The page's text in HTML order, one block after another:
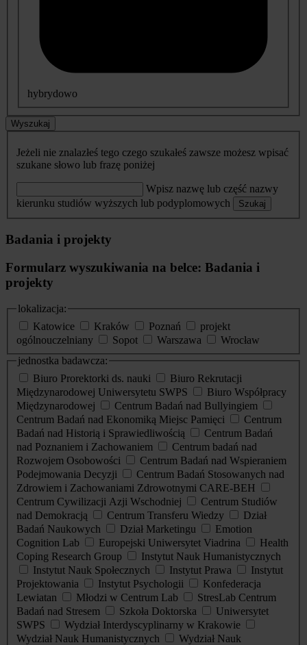
hybrydowo
Wyszukaj
Jeżeli nie znalazłeś tego czego szukałeś zawsze możesz wpisać
szukane słowo lub frazę poniżej
Wpisz nazwę lub część nazwy
kierunku studiów wyższych lub podyplomowych
Szukaj
Badania i projekty
Formularz wyszukiwania na belce: Badania i
projekty
lokalizacja:
Katowice
Kraków Poznań
projekt
ogólnouczelniany
Sopot Warszawa
Wrocław
jednostka badawcza:
Biuro Prorektorki ds. nauki
Biuro Rekrutacji
Międzynarodowej Uniwersytetu SWPS
Biuro Współpracy
Międzynarodowej
Centrum Badań nad Bullyingiem
Centrum Badań nad Ekonomiką Miejsc Pamięci
Centrum
Badań nad Historią i Sprawiedliwością
Centrum Badań
nad Poznaniem i Zachowaniem
Centrum badań nad
Rozwojem Osobowości
Centrum Badań nad Wspieraniem
Podejmowania Decyzji
Centrum Badań Stosowanych nad
Zdrowiem i Zachowaniami Zdrowotnymi CARE-BEH
Centrum Cywilizacji Azji Wschodniej
Centrum Studiów
nad Demokracją
Centrum Transferu Wiedzy
Dział
Badań Naukowych
Dział Marketingu
Emotion
Cognition Lab
Europejski Uniwersytet Viadrina
Health
Coping Research Group
Instytut Nauk Humanistycznych
Instytut Nauk Społecznych
Instytut Prawa
Instytut
Projektowania
Instytut Psychologii
Konfederacja
Lewiatan
Młodzi w Centrum Lab
StresLab Centrum
Badań nad Stresem
Szkoła Doktorska
Uniwersytet
SWPS
Wydział Interdyscyplinarny w Krakowie
Wydział Nauk Humanistycznych
Wydział Nauk